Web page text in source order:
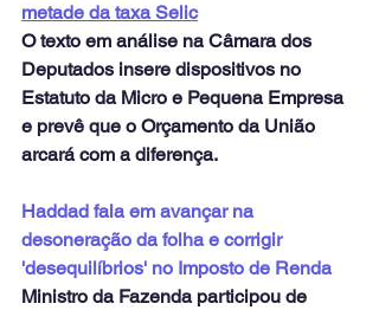
metade da taxa Selic
O texto em análise na Câmara dos
Deputados insere dispositivos no
Estatuto da Micro e Pequena Empresa
e prevê que o Orçamento da União
arcará com a diferença.
Haddad fala em avançar na
desoneração da folha e corrigir
'desequilíbrios' no Imposto de Renda
Ministro da Fazenda participou de